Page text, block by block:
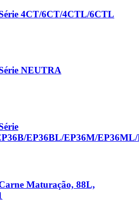
4CT/6CT/4CTL/6CTL
NEUTRA
EP36BL/EP36M/EP36ML/
Maturação, 88L,